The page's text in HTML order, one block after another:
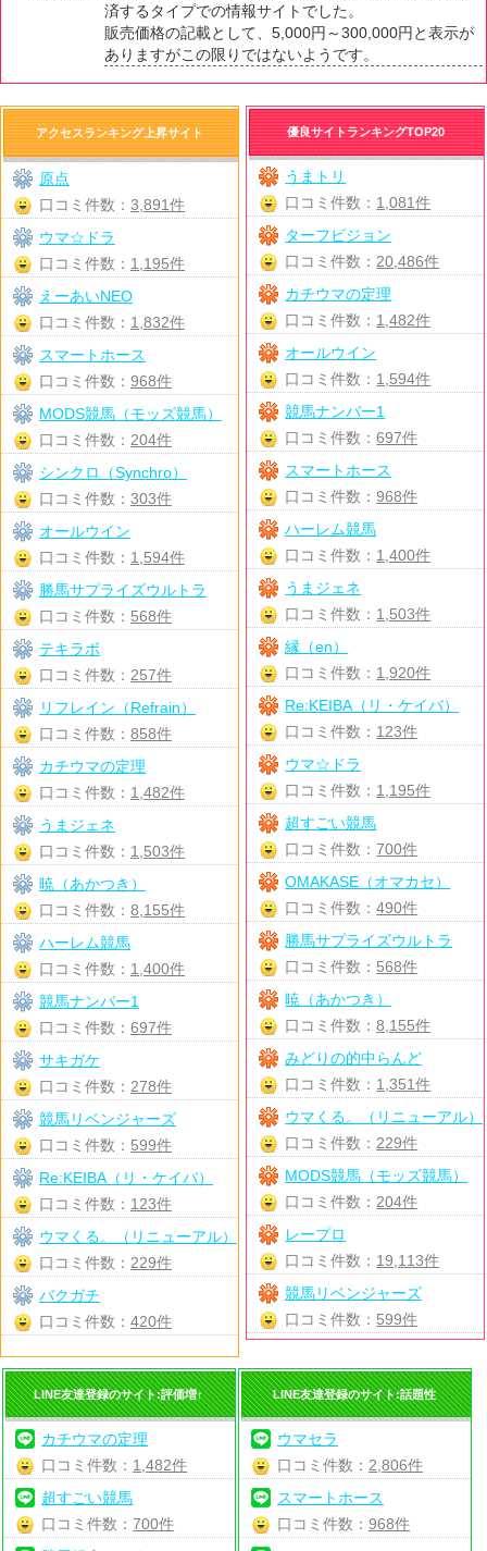
済するタイプでの情報サイトでした。
販売価格の記載として、5,000円～300,000円と表示が
ありますがこの限りではないようです。
優良サイトランキングTOP20
うまトリ
口コミ件数： 1,081件
ターフビジョン
口コミ件数： 20,486件
カチウマの定理
口コミ件数： 1,482件
オールウイン
口コミ件数： 1,594件
競馬ナンバー1
口コミ件数：697件
スマートホース
口コミ件数：968件
ハーレム競馬
口コミ件数： 1,400件
うまジェネ
口コミ件数： 1,503件
縁（en）
口コミ件数： 1,920件
Re:KEIBA（リ・ケイバ）
口コミ件数： 123件
ウマ☆ドラ
口コミ件数： 1,195件
超すごい競馬
口コミ件数：700件
OMAKASE（オマカセ）
口コミ件数：490件
勝馬サプライズウルトラ
口コミ件数： 568件
暁（あかつき）
口コミ件数：8,155件
みどりの的中らんど
口コミ件数： 1,351件
ウマくる。（リニューアル）
口コミ件数： 229件
MODS競馬（モッズ競馬）
口コミ件数： 204件
レープロ
口コミ件数： 19,113件
競馬リベンジャーズ
口コミ件数： 599件
アクセスランキング上昇サイト
原点
口コミ件数： 3,891件
ウマ☆ドラ
口コミ件数： 1,195件
えーあいNEO
口コミ件数： 1,832件
スマートホース
口コミ件数： 968件
MODS競馬（モッズ競馬）
口コミ件数： 204件
シンクロ（Synchro）
口コミ件数： 303件
オールウイン
口コミ件数： 1,594件
勝馬サプライズウルトラ
口コミ件数： 568件
テキラボ
口コミ件数： 257件
リフレイン（Refrain）
口コミ件数： 858件
カチウマの定理
口コミ件数： 1,482件
うまジェネ
口コミ件数： 1,503件
暁（あかつき）
口コミ件数： 8,155件
ハーレム競馬
口コミ件数： 1,400件
競馬ナンバー1
口コミ件数： 697件
サキガケ
口コミ件数： 278件
競馬リベンジャーズ
口コミ件数： 599件
Re:KEIBA（リ・ケイバ）
口コミ件数： 123件
ウマくる。（リニューアル）
口コミ件数： 229件
バクガチ
口コミ件数： 420件
LINE友達登録のサイト:評価増↑
カチウマの定理
口コミ件数： 1,482件
超すごい競馬
口コミ件数：700件
LINE友達登録のサイト:話題性
ウマセラ
口コミ件数： 2,806件
スマートホース
口コミ件数： 968件